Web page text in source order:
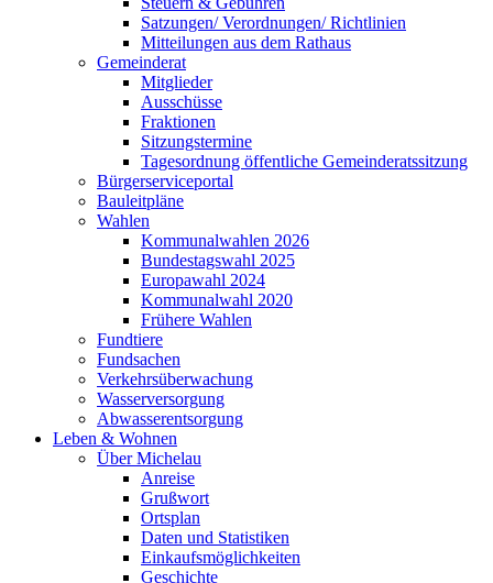
Satzungen/ Verordnungen/ Richtlinien
Mitteilungen aus dem Rathaus
Gemeinderat
Mitglieder
Ausschüsse
Fraktionen
Sitzungstermine
Tagesordnung öffentliche Gemeinderatssitzung
Bürgerserviceportal
Bauleitpläne
Wahlen
Kommunalwahlen 2026
Bundestagswahl 2025
Europawahl 2024
Kommunalwahl 2020
Frühere Wahlen
Fundtiere
Fundsachen
Verkehrsüberwachung
Wasserversorgung
Abwasserentsorgung
Leben & Wohnen
Über Michelau
Anreise
Grußwort
Ortsplan
Daten und Statistiken
Einkaufsmöglichkeiten
Geschichte